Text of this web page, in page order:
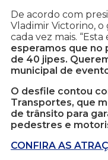
De acordo com
Vladimir Victorino,
cada vez mais.
esperamos que no
de 40 jipes.
municipal de
O desfile contou
Transportes, que
de trânsito para
pedestres e
CONFIRA AS